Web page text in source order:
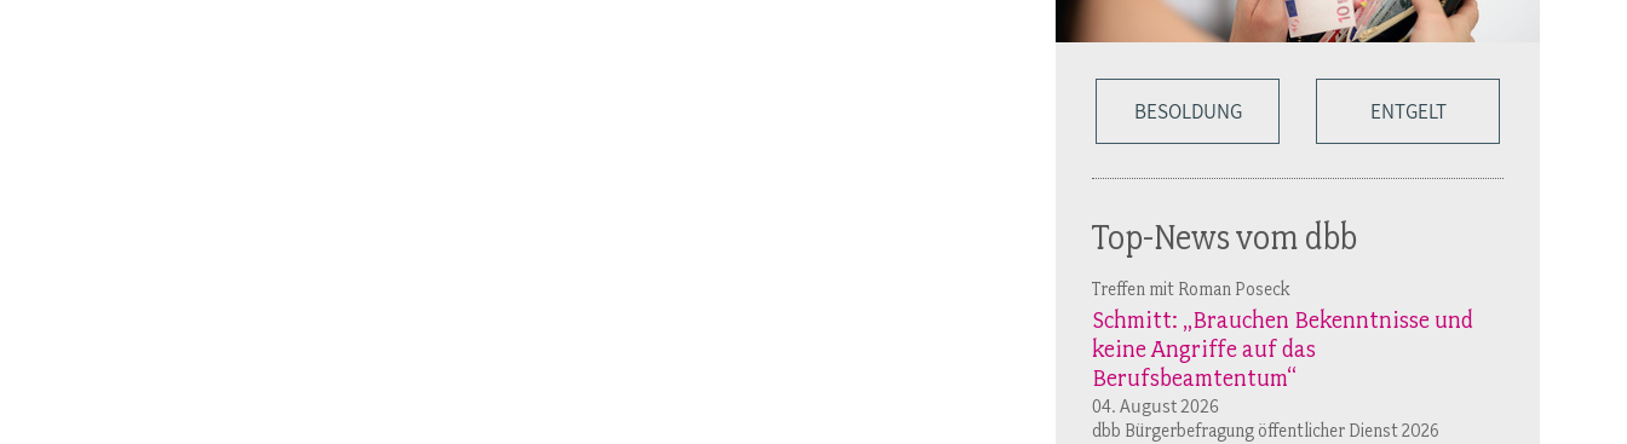
BESOLDUNG ENTGELT
Top-News vom dbb
Treffen mit Roman Poseck
Schmitt: „Brauchen Bekenntnisse und
keine Angriffe auf das
Berufsbeamtentum“
04. August 2026
dbb Bürgerbefragung öffentlicher Dienst 2026